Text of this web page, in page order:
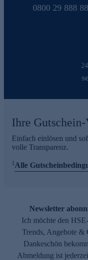
0800 29 888 88
Ihre
Einfach einlösen und
volle Transparenz.
1Alle
Newsletter
Ich möchte den
Trends, Angebote &
Dankeschön
Abmeldung ist